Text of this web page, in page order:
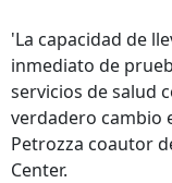
'La capacidad de
inmediato de
servicios de salud
verdadero cambio
Petrozza coautor
Center.